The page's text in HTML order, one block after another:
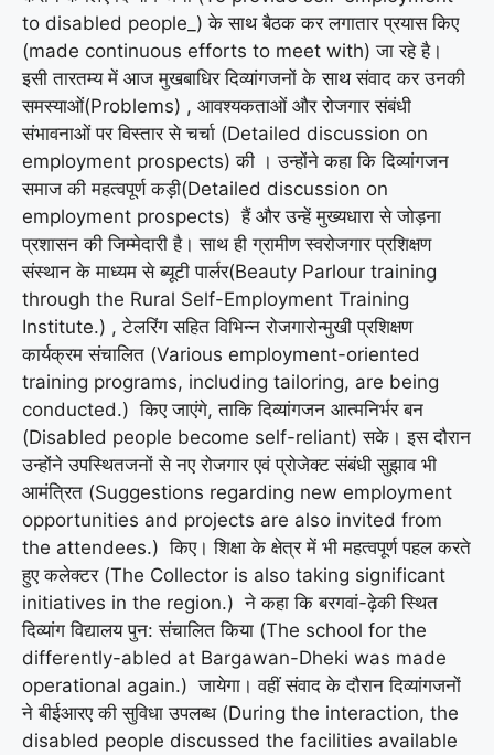
to disabled people_) के साथ बैठक कर लगातार प्रयास किए
(made continuous efforts to meet with) जा रहे है।
इसी तारतम्य में आज मुखबाधिर दिव्यांगजनों के साथ संवाद कर उनकी
समस्याओं(Problems) , आवश्यकताओं और रोजगार संबंधी
संभावनाओं पर विस्तार से चर्चा (Detailed discussion on
employment prospects) की । उन्होंने कहा कि दिव्यांगजन
समाज की महत्वपूर्ण कड़ी(Detailed discussion on
employment prospects) हैं और उन्हें मुख्यधारा से जोड़ना
प्रशासन की जिम्मेदारी है। साथ ही ग्रामीण स्वरोजगार प्रशिक्षण
संस्थान के माध्यम से ब्यूटी पार्लर(Beauty Parlour training
through the Rural Self-Employment Training
Institute.) , टेलरिंग सहित विभिन्न रोजगारोन्मुखी प्रशिक्षण
कार्यक्रम संचालित (Various employment-oriented
training programs, including tailoring, are being
conducted.) किए जाएंगे, ताकि दिव्यांगजन आत्मनिर्भर बन
(Disabled people become self-reliant) सके। इस दौरान
उन्होंने उपस्थितजनों से नए रोजगार एवं प्रोजेक्ट संबंधी सुझाव भी
आमंत्रित (Suggestions regarding new employment
opportunities and projects are also invited from
the attendees.) किए। शिक्षा के क्षेत्र में भी महत्वपूर्ण पहल करते
हुए कलेक्टर (The Collector is also taking significant
initiatives in the region.) ने कहा कि बरगवां-ढ़ेकी स्थित
दिव्यांग विद्यालय पुन: संचालित किया (The school for the
differently-abled at Bargawan-Dheki was made
operational again.) जायेगा। वहीं संवाद के दौरान दिव्यांगजनों
ने बीईआरए की सुविधा उपलब्ध (During the interaction, the
disabled people discussed the facilities available